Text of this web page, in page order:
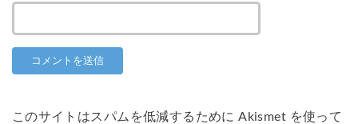
このサイトはスパムを低減するために Akismet を使って